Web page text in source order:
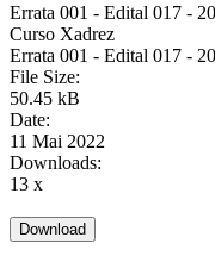
Errata 001 - Edital 017 -
Curso Xadrez
Errata 001 - Edital 017 -
File Size:
50.45 kB
Date:
11 Mai 2022
Downloads:
13 x